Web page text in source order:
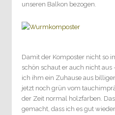
unseren Balkon bezogen.
Damit der Komposter nicht so
schön schaut er auch nicht
ich ihm ein Zuhause aus
jetzt noch grün vom
der Zeit normal holzfarben.
gemacht, dass ich es gut